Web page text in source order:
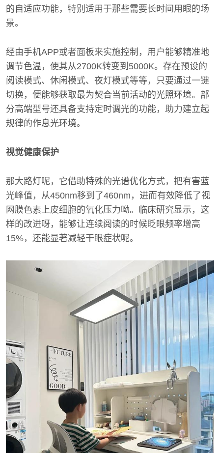
的自适应功能，特别适用于那些需要长时间用眼的场
景。
经由手机APP或者面板来实施控制，用户能够精准地
调节色温，使其从2700K转变到5000K。存在预设的
阅读模式、休闲模式、夜灯模式等等，只要通过一键
切换，便能够获取最为契合当前活动的光照环境。部
分高端型号还具备支持定时调光的功能，助力建立起
规律的作息光环境。
视觉健康保护
那大路灯呢，它借助特殊的光谱优化方式，把有害蓝
光峰值，从450nm移到了460nm，进而有效降低了视
网膜色素上皮细胞的氧化压力呦。临床研究显示，这
样的改进呀，能够让连续阅读的时候眨眼频率增高
15%，还能显著减轻干眼症状呢。